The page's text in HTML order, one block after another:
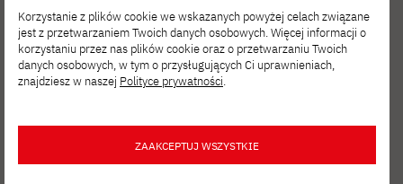
AKTUALNOŚCI MAJ 17, 2023
Międzynarodowa Doradcza Rada
Ekspertów wspiera Szkołę Doktorską
Korzystanie z plików cookie we wskazanych powyżej celach związane
jest z przetwarzaniem Twoich danych osobowych. Więcej informacji o
korzystaniu przez nas plików cookie oraz o przetwarzaniu Twoich
danych osobowych, w tym o przysługujących Ci uprawnieniach,
znajdziesz w naszej Polityce prywatności.
ZAAKCEPTUJ WSZYSTKIE